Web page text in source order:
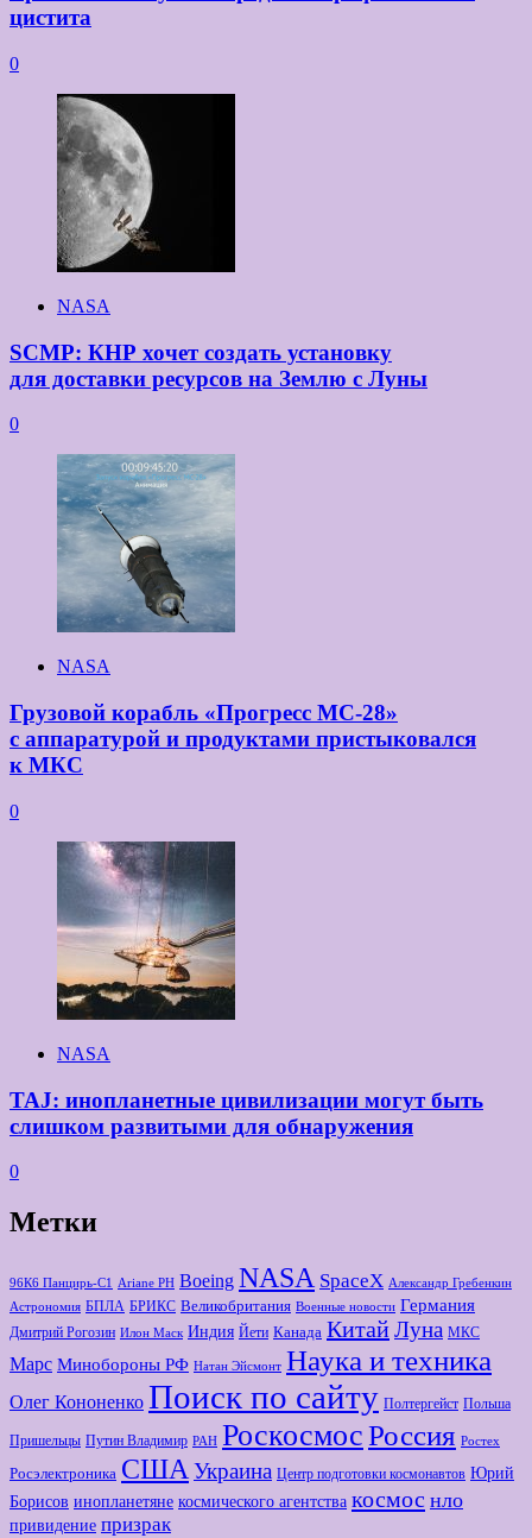
цистита
0
NASA
SCMP: КНР хочет создать установку
для доставки ресурсов на Землю с Луны
0
NASA
Грузовой корабль «Прогресс МС-28»
с аппаратурой и продуктами пристыковался
к МКС
0
NASA
TAJ: инопланетные цивилизации могут быть
слишком развитыми для обнаружения
0
Метки
96К6 Панцирь-С1 Ariane РН Boeing NASA SpaceX Александр Гребенкин
Астрономия БПЛА БРИКС Великобритания Военные новости Германия
Дмитрий Рогозин Илон Маск Индия Йети Канада Китай Луна МКС
Марс Минoбороны РФ Натан Эйсмонт Наука и техника
Олег Кононенко Поиск по сайту Полтергейст Польша
Пришельцы Путин Владимир РАН РоскосмосРоссия Ростех
Росэлектроника США Украина Центр подготовки космонавтов Юрий
Борисов инопланетяне космического агентства космос нло
привидение призрак